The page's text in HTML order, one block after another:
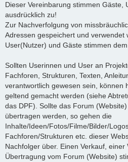
Dieser Vereinbarung stimmen Gäste,
ausdrücklich zu!
Zur Nachverfolgung von
Adressen gespeichert und verwendet
User(Nutzer) und Gäste stimmen
Sollten Userinnen und User an
Fachforen, Strukturen, Texten,
verantwortlich gewesen sein, können
geltend gemacht werden (siehe
das DPF). Sollte das Forum
übertragen werden, so gehen die
Inhalte/Ideen/Fotos/Filme/Bilder/
Fachforen/Strukturen etc. dieser
Nachfolger über. Einen Verkauf,
Übertragung vom Forum (Website)